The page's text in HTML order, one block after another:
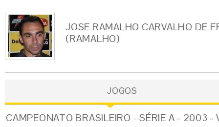
JOSE RAMALHO CARVALHO DE
(RAMALHO)
JOGOS
CAMPEONATO BRASILEIRO - SÉRIE A - 2003 -